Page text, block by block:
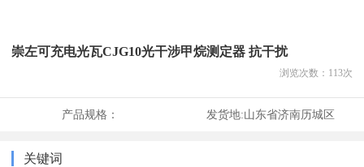
崇左可充电光瓦CJG10光干涉甲烷测定器 抗干扰
浏览次数： 113次
产品规格： 发货地:山东省济南历城区
关键词